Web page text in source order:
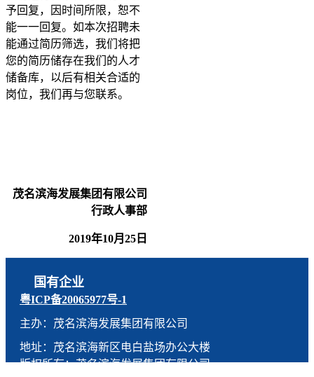
予回复，因时间所限，恕不
能一一回复。如本次招聘未
能通过简历筛选，我们将把
您的简历储存在我们的人才
储备库，以后有相关合适的
岗位，我们再与您联系。
茂名滨海发展集团有限公司
行政人事部
2019年10月25日
国有企业
粤ICP备20065977号-1
主办：茂名滨海发展集团有限公司
地址：茂名滨海新区电白盐场办公大楼
版权所有：茂名滨海发展集团有限公司